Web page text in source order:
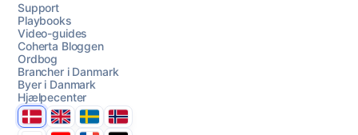
Support
Playbooks
Video-guides
Coherta Bloggen
Ordbog
Brancher i Danmark
Byer i Danmark
Hjælpecenter
DanmarkUnited Kingdom
SverigeNorge